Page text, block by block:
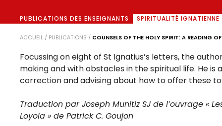
PUBLICATIONS DES ENSEIGNANTS SPIRITUALITÉ IGNATIENNE
ACCUEIL / PUBLICATIONS / COUNSELS OF THE HOLY SPIRIT: A READING
Focussing on eight of St Ignatius’s letters, the
making and with obstacles in the spiritual life. He
correction and advising about how to offer these
Traduction par Joseph Munitiz SJ de l’ouvrage «
Loyola » de Patrick C. Goujon